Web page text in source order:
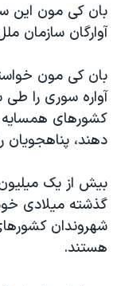
اعتراضات مردمی
اسرائیل در جنگ
نرگس محمدی
همایش
صفحه‌های ویژه
بان کی مون این
آوارگان سازمان
آواره سوری را طی
کشورهای همسایه
دهند، پناهجویان
بیش از یک
گذشته میلادی خود
شهروندان
هستند.